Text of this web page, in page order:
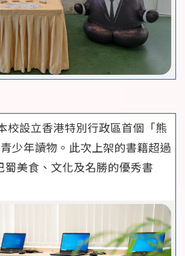
校設立香港特別行政區首個「熊
少年讀物。此次上架的書籍超過
美食、文化及名勝的優秀書